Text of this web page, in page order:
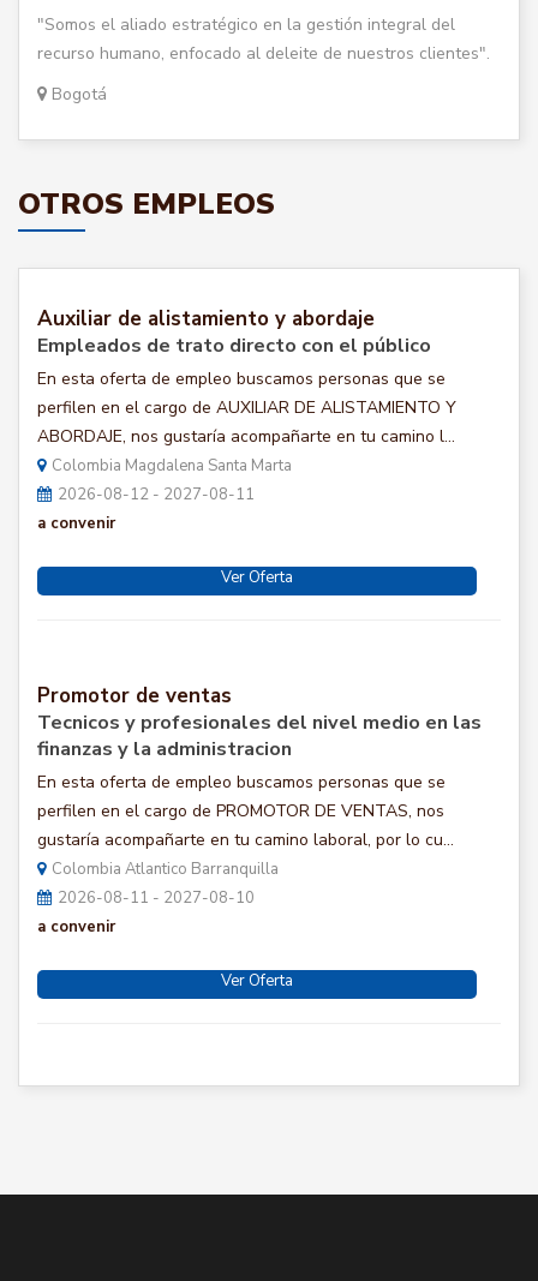
"Somos el aliado estratégico en la gestión integral del
recurso humano, enfocado al deleite de nuestros clientes".
Bogotá
OTROS EMPLEOS
Auxiliar de alistamiento y abordaje
Empleados de trato directo con el público
En esta oferta de empleo buscamos personas que se
perfilen en el cargo de AUXILIAR DE ALISTAMIENTO Y
ABORDAJE, nos gustaría acompañarte en tu camino l...
Colombia Magdalena Santa Marta
2026-08-12 - 2027-08-11
a convenir
Ver Oferta
Promotor de ventas
Tecnicos y profesionales del nivel medio en las
finanzas y la administracion
En esta oferta de empleo buscamos personas que se
perfilen en el cargo de PROMOTOR DE VENTAS, nos
gustaría acompañarte en tu camino laboral, por lo cu...
Colombia Atlantico Barranquilla
2026-08-11 - 2027-08-10
a convenir
Ver Oferta